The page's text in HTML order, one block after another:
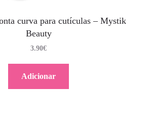
curva para cutículas – Mystik
Beauty
3.90€
Adicionar